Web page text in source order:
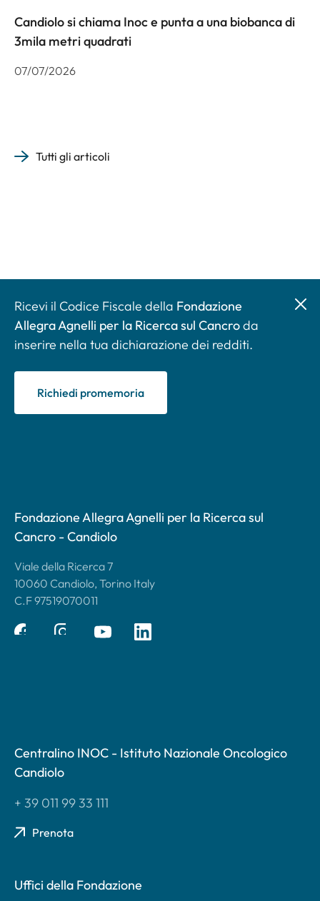
Candiolo si chiama Inoc e punta a una biobanca di
3mila metri quadrati
07/07/2026
Tutti gli articoli
Ricevi il Codice Fiscale della Fondazione
Allegra Agnelli per la Ricerca sul Cancroda
inserire nella tua dichiarazione dei redditi.
Richiedi promemoria
Fondazione Allegra Agnelli per la Ricerca sul
Cancro - Candiolo
Viale della Ricerca 7
10060 Candiolo, Torino Italy
C.F 97519070011
Centralino INOC - Istituto Nazionale Oncologico
Candiolo
+ 39 011 99 33 111
Prenota
Uffici della Fondazione